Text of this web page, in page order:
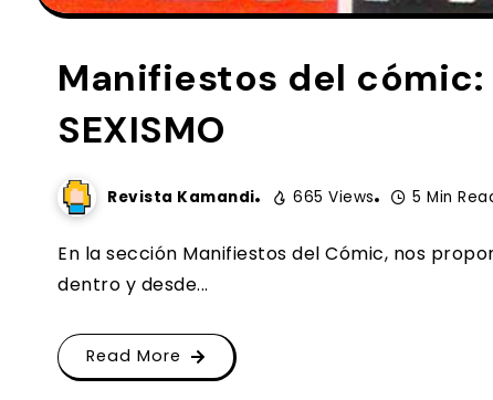
Manifiestos del cómic:
SEXISMO
Revista Kamandi 665 Views 5 Min
En la sección Manifiestos del Cómic, nos
dentro y desde...
Read More